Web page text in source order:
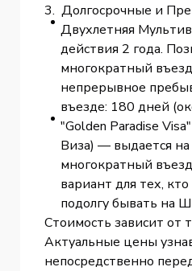
3. Долгосрочные и
Двухлетняя
действия 2 года.
многократный
непрерывное
въезде: 180 дней
"Golden Paradise
Виза) — выдается
многократный
вариант для тех,
подолгу бывать на
Стоимость зависит от
Актуальные цены
непосредственно